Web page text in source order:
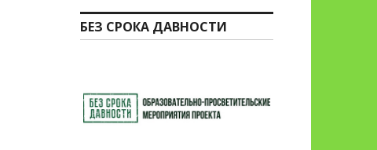
БЕЗ СРОКА ДАВНОСТИ